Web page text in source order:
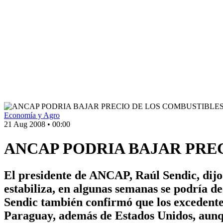
Economía y Agro
21 Aug 2008 • 00:00
ANCAP PODRIA BAJAR
El presidente de ANCAP, Raúl Sendic,
estabiliza, en algunas semanas se podría
Sendic también confirmó que los
Paraguay, además de Estados Unidos,